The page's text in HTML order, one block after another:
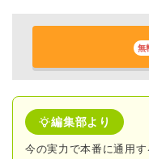
無
編集部より
今の実力で本番に通用